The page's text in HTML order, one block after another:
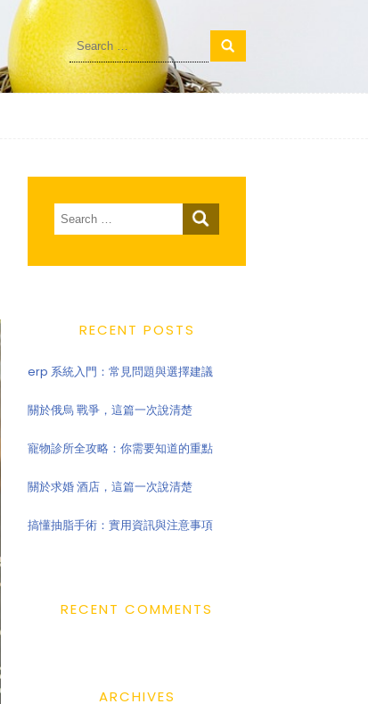
Search
for:
Search
for:
RECENT POSTS
erp 系統入門：常見問題與選擇建議
關於俄烏 戰爭，這篇一次說清楚
寵物診所全攻略：你需要知道的重點
關於求婚 酒店，這篇一次說清楚
搞懂抽脂手術：實用資訊與注意事項
RECENT COMMENTS
ARCHIVES